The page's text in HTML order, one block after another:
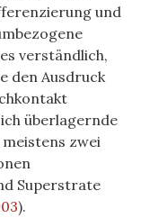
und
verständlich,
den Ausdruck
überlagernde
zwei
Superstrate
).